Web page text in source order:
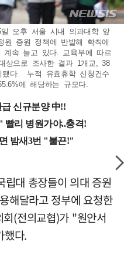
오후 서울 시내 의과대학 앞
원 증원 정책에 반발해 학칙에
계속 늘고 있다. 교육부에 따르
상으로 조사한 결과 1개교, 38
다. 누적 유효휴학 신청건수
에 해당하는 규모다.
대 총장들이 의대 증원
해달라고 정부에 요청한
(전의교협)가 "원안서
했다.